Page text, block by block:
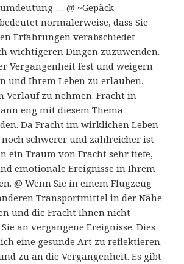
… @ ~Gepäck
normalerweise, dass Sie
Erfahrungen verabschiedet
wichtigeren Dingen zuzuwenden.
Vergangenheit fest und weigern
und Ihrem Leben zu erlauben,
Verlauf zu nehmen. Fracht in
eng mit diesem Thema
Da Fracht im wirklichen Leben
schwerer und zahlreicher ist
ein Traum von Fracht sehr tiefe,
emotionale Ereignisse in Ihrem
@ Wenn Sie in einem Flugzeug
Transportmittel in der Nähe
und die Fracht Ihnen nicht
an vergangene Ereignisse. Dies
eine gesunde Art zu reflektieren.
zu an die Vergangenheit. Es gibt